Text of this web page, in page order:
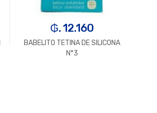
₲. 12.160
BABELITO TETINA DE SILICONA
N°3